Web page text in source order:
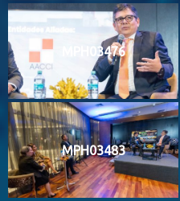
MPH03476
MPH03483